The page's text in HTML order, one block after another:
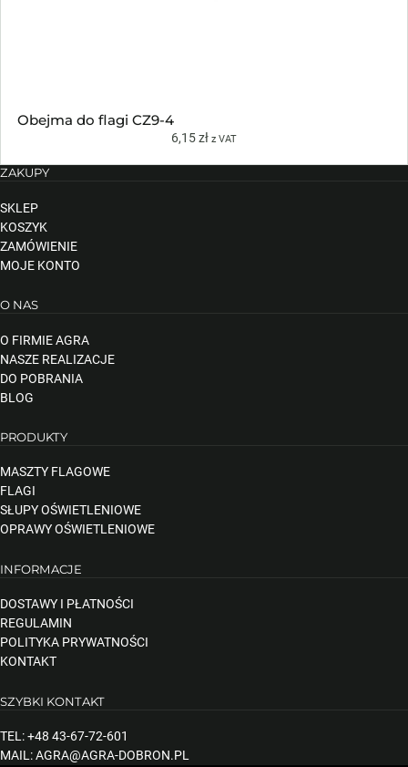
Obejma do flagi CZ9-4
6,15zł z VAT
ZAKUPY
SKLEP
KOSZYK
ZAMÓWIENIE
MOJE KONTO
O NAS
O FIRMIE AGRA
NASZE REALIZACJE
DO POBRANIA
BLOG
PRODUKTY
MASZTY FLAGOWE
FLAGI
SŁUPY OŚWIETLENIOWE
OPRAWY OŚWIETLENIOWE
INFORMACJE
DOSTAWY I PŁATNOŚCI
REGULAMIN
POLITYKA PRYWATNOŚCI
KONTAKT
SZYBKI KONTAKT
TEL: +48 43-67-72-601
MAIL: AGRA@AGRA-DOBRON.PL